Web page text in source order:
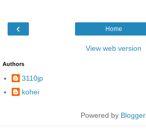
‹ Home
View web version
Authors
3110jp
kohei
Powered by Blogger.